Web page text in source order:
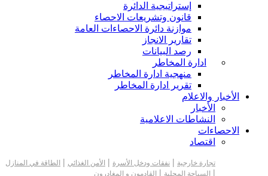
إستراتيجية الدائرة
قانون وتشريعات الاحصاء
موازنة دائرة الاحصاءات العامة
تقارير الانجاز
رصد البيانات
ادارة المخاطر
منهجية ادارة المخاطر
تقرير ادارة المخاطر
الأخبار والاعلام
الأخبار
النشاطات الاعلامية
الاحصاءات
اقتصاد
تجارة خارجية | نفقات ودخل الأسرة | الأمن الغذائي | الطاقة في المنازل
| السياحة المحلية | القادمون و المغادرون